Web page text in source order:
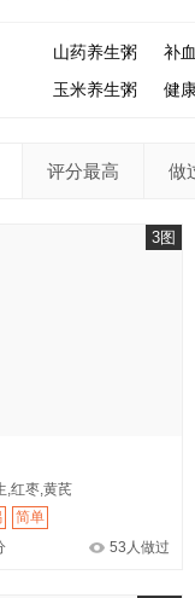
山药养生粥 补
玉米养生粥
健
评分最高 做
3图
,红枣,黄芪
简单
53人做过